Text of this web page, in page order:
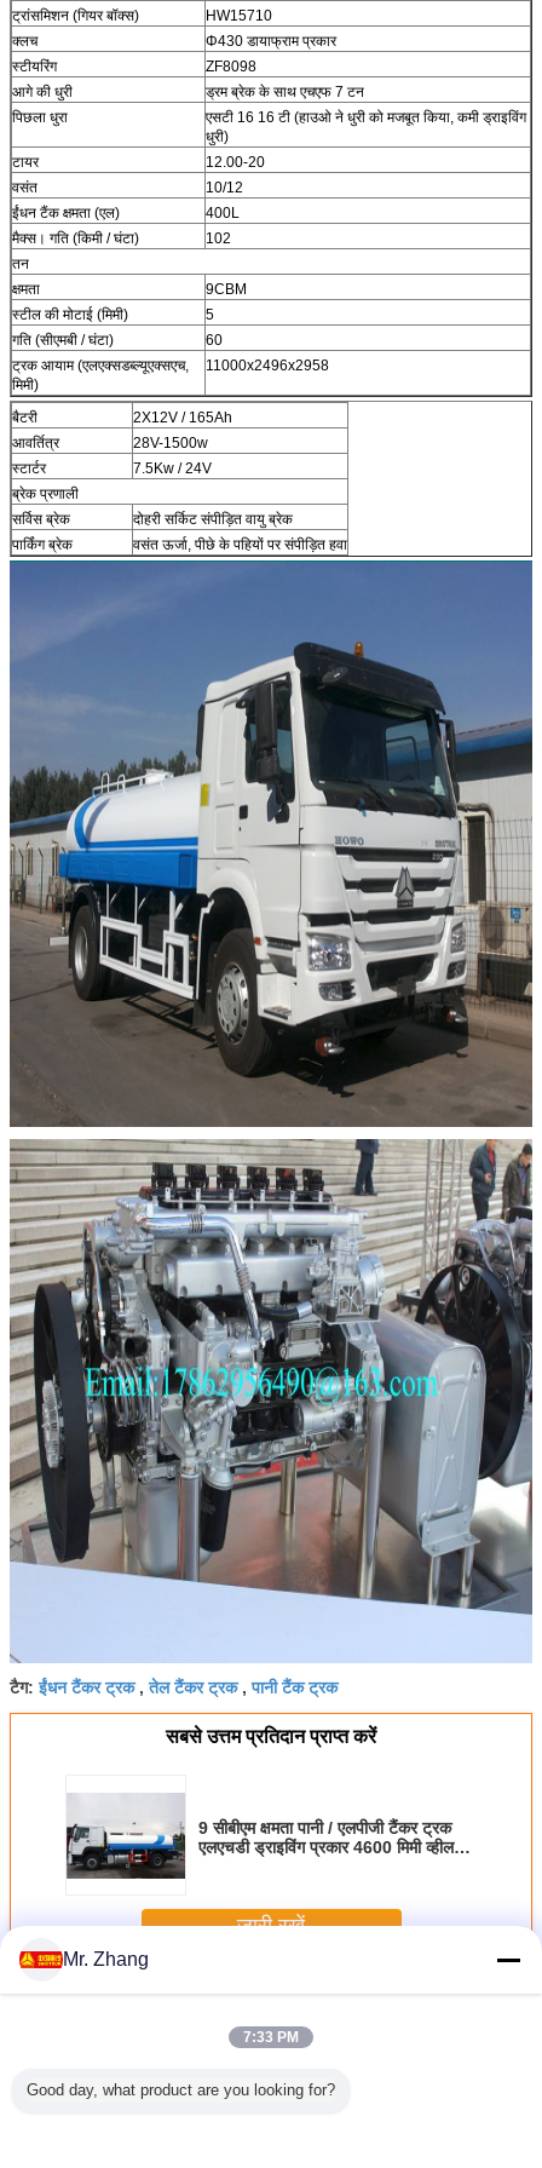
ट्रांसमिशन (गियर बॉक्स)
HW15710
क्लच
Φ430 डायाफ्राम प्रकार
स्टीयरिंग
ZF8098
आगे की धुरी
ड्रम ब्रेक के साथ एचएफ 7 टन
पिछला धुरा
एसटी 16 16 टी (हाउओ ने धुरी को मजबूत किया, कमी ड्राइविंग
धुरी)
टायर
12.00-20
वसंत
10/12
ईंधन टैंक क्षमता (एल)
400L
मैक्स। गति (किमी / घंटा)
102
तन
क्षमता
9CBM
स्टील की मोटाई (मिमी)
5
गति (सीएमबी / घंटा)
60
ट्रक आयाम (एलएक्सडब्ल्यूएक्सएच,
मिमी)
11000x2496x2958
बैटरी
2X12V / 165Ah
आवर्तित्र
28V-1500w
स्टार्टर
7.5Kw / 24V
ब्रेक प्रणाली
सर्विस ब्रेक
दोहरी सर्किट संपीड़ित वायु ब्रेक
पार्किंग ब्रेक
वसंत ऊर्जा, पीछे के पहियों पर संपीड़ित हवा
टैग:ईंधन टैंकर ट्रक,तेल टैंकर ट्रक,पानी टैंक ट्रक
सबसे उत्तम प्रतिदान प्राप्त करें
9 सीबीएम क्षमता पानी / एलपीजी टैंकर ट्रक
एलएचडी ड्राइविंग प्रकार 4600 मिमी व्हील
जारी रखें
अधिकटैंकर ट्रक
Mr. Zhang
7:33 PM
Good day, what product are you looking for?